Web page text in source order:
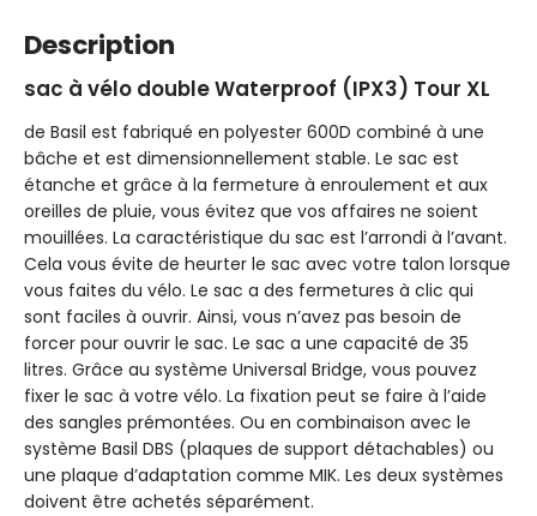
Description
sac à vélo double Waterproof (IPX3) Tour XL
de Basil est fabriqué en polyester 600D combiné à une
bâche et est dimensionnellement stable. Le sac est
étanche et grâce à la fermeture à enroulement et aux
oreilles de pluie, vous évitez que vos affaires ne soient
mouillées. La caractéristique du sac est l’arrondi à l’avant.
Cela vous évite de heurter le sac avec votre talon lorsque
vous faites du vélo. Le sac a des fermetures à clic qui
sont faciles à ouvrir. Ainsi, vous n’avez pas besoin de
forcer pour ouvrir le sac. Le sac a une capacité de 35
litres. Grâce au système Universal Bridge, vous pouvez
fixer le sac à votre vélo. La fixation peut se faire à l’aide
des sangles prémontées. Ou en combinaison avec le
système Basil DBS (plaques de support détachables) ou
une plaque d’adaptation comme MIK. Les deux systèmes
doivent être achetés séparément.